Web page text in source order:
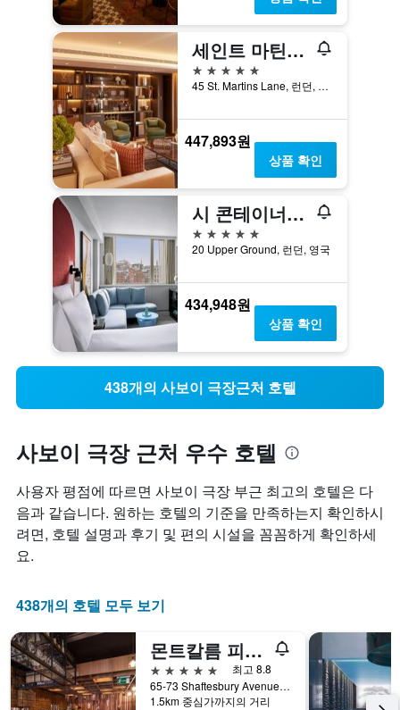
세인트 마틴스 레인 런던, 모건스 오리지널스 호텔
5성급
45 St. Martins Lane, 런던, 영국
447,893원
상품 확인
시 콘테이너스 런던
5성급
20 Upper Ground, 런던, 영국
434,948원
상품 확인
438개의 사보이 극장근처 호텔
사보이 극장 근처 우수 호텔
사용자 평점에 따르면 사보이 극장 부근 최고의 호텔은 다
음과 같습니다. 원하는 호텔의 기준을 만족하는지 확인하시
려면, 호텔 설명과 후기 및 편의 시설을 꼼꼼하게 확인하세
요.
438개의 호텔 모두 보기
몬트칼름 피카딜리 타운하우스, 런던 웨스트 엔드
5성급
최고 8.8
65-73 Shaftesbury Avenue, 런던, 영국
1.5km 중심가까지의 거리